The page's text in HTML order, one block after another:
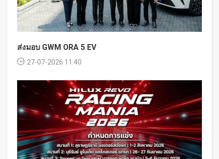
ส่งมอบ GWM ORA 5 EV
27-07-2026 11:40